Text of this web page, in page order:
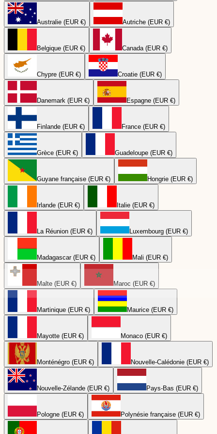
Australie (EUR €) Autriche (EUR €)
Belgique (EUR €) Canada (EUR €)
Chypre (EUR €) Croatie (EUR €)
Danemark (EUR €) Espagne (EUR €)
Finlande (EUR €) France (EUR €)
Grèce (EUR €) Guadeloupe (EUR €)
Guyane française (EUR €) Hongrie (EUR €)
Irlande (EUR €) Italie (EUR €)
La Réunion (EUR €) Luxembourg (EUR €)
Madagascar (EUR €) Mali (EUR €)
Malte (EUR €) Maroc (EUR €)
Martinique (EUR €) Maurice (EUR €)
Mayotte (EUR €) Monaco (EUR €)
Monténégro (EUR €) Nouvelle-Calédonie (EUR €)
Nouvelle-Zélande (EUR €) Pays-Bas (EUR €)
Pologne (EUR €) Polynésie française (EUR €)